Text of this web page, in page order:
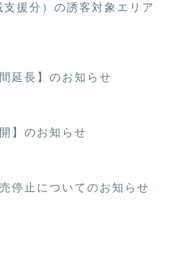
援分）の誘客対象エリア
延長】のお知らせ
】のお知らせ
停止についてのお知らせ